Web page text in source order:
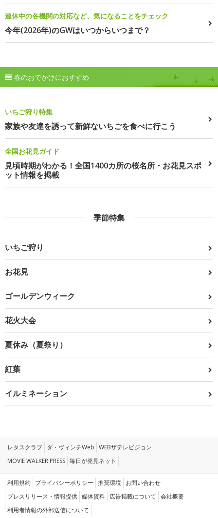
連休中の各機関の対応など、気になることをチェック
今年(2026年)のGWはいつからいつまで？
春のおでかけにおすすめ
いちご狩り特集
家族や友達を誘って新鮮ないちごを食べに行こう
全国お花見ガイド
見頃時期がわかる！全国1400カ所の桜名所・お花見スポ
ット情報を掲載
季節特集
いちご狩り
お花見
ゴールデンウィーク
花火大会
夏休み（夏祭り）
紅葉
イルミネーション
レタスクラブ ダ・ヴィンチWeb WEBザテレビジョン
MOVIE WALKER PRESS 毎日が発見ネット
利用規約 プライバシーポリシー 推奨環境 お問い合わせ
プレスリリース・情報提供 媒体資料 広告掲載について 会社概要
利用者情報の外部送信について